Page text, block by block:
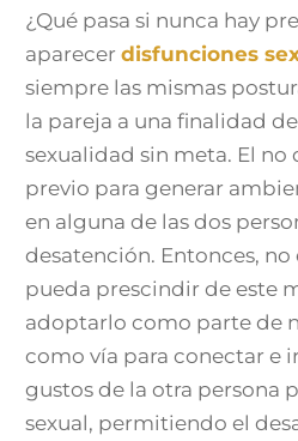
¿Qué pasa si nunca hay
aparecer disfunciones
siempre las mismas
la pareja a una finalidad de
sexualidad sin meta. El
previo para generar
en alguna de las dos
desatención. Entonces, no
pueda prescindir de este
adoptarlo como parte de
como vía para conectar e
gustos de la otra persona
sexual, permitiendo el